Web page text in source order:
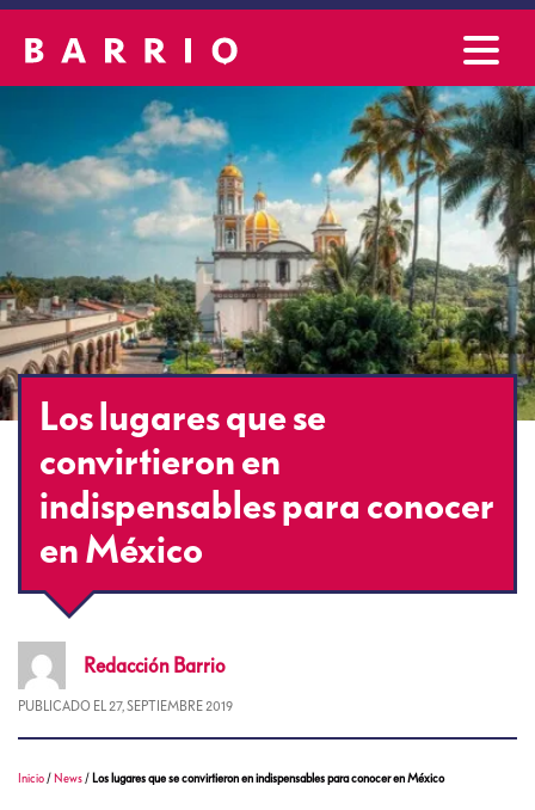
Los lugares que se
convirtieron en
indispensables para conocer
en México
Redacción Barrio
PUBLICADO EL 27, SEPTIEMBRE 2019
Inicio / News / Los lugares que se convirtieron en indispensables para conocer en México